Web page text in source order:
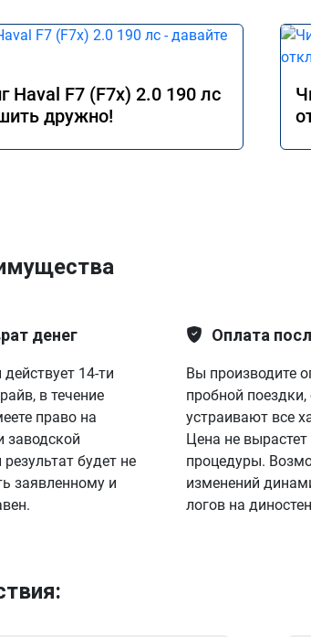
а летит прям. Парням
Haval F7 (F7x) 2.0 190 лс
дружно!
денег
14-ти
в течение
право на
заводской
будет не
заявленному и
Оплата
Вы производите
пробной поездки,
устраивают все
Цена не вырастет
процедуры.
изменений
логов на